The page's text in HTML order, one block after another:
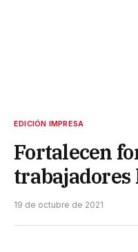
EDICIÓN IMPRESA
Fortalecen
trabajadores
19 de octubre de 2021